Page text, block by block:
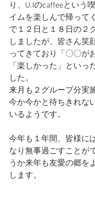
り、U.Iのcaffeeという
イムを楽しんで帰って
で１２日と１８日の２
しましたが、皆さん笑
ってきており「〇〇が
「楽しかった」といっ
した。
来月も２グループ分実
今か今かと待ちきれな
いるようです。
今年も１年間、皆様に
なり無事過ごすことが
うか来年も友愛の郷を
します。